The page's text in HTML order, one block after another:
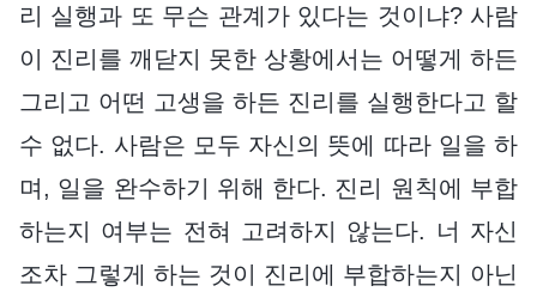
리 실행과 또 무슨 관계가 있다는 것이냐? 사람
이 진리를 깨닫지 못한 상황에서는 어떻게 하든
그리고 어떤 고생을 하든 진리를 실행한다고 할
수 없다. 사람은 모두 자신의 뜻에 따라 일을 하
며, 일을 완수하기 위해 한다. 진리 원칙에 부합
하는지 여부는 전혀 고려하지 않는다. 너 자신
조차 그렇게 하는 것이 진리에 부합하는지 아닌